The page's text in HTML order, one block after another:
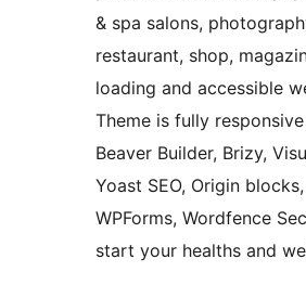
& spa salons,
restaurant, shop,
loading and accessible
Theme is fully
Beaver Builder, Brizy,
Yoast SEO, Origin
WPForms, Wordfence
start your healths and